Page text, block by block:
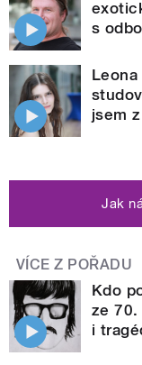
s
jsem
Jak
VÍCE Z POŘADU
Kdo
ze 70.
i